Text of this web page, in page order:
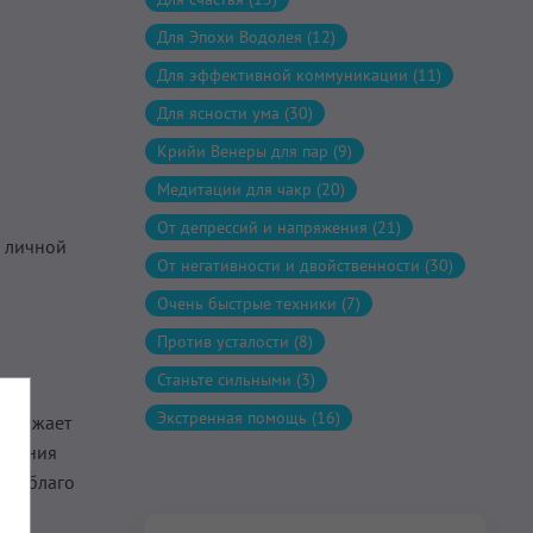
личной
благо
Для Эпохи Водолея (12)
Для эффективной коммуникации (11)
Для ясности ума (30)
Крийи Венеры для пар (9)
Медитации для чакр (20)
От депрессий и напряжения (21)
От негативности и двойственности (30)
Очень быстрые техники (7)
Против усталости (8)
Станьте сильными (3)
Экстренная помощь (16)